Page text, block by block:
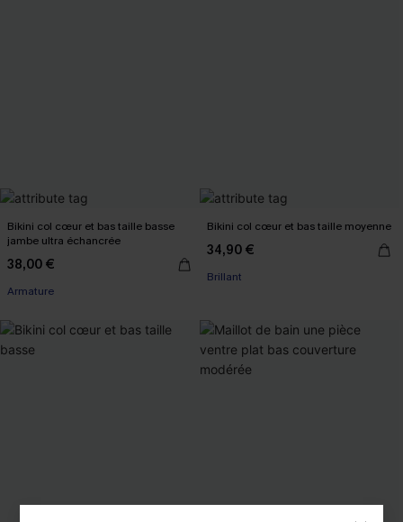
Bikini col cœur et bas taille basse
jambe ultra échancrée
38,00 €
Armature
Bikini col cœur et bas taille moyenne
34,90 €
Brillant